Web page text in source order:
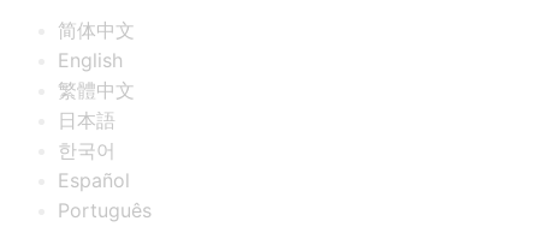
简体中文
English
繁體中文
日本語
한국어
Español
Português